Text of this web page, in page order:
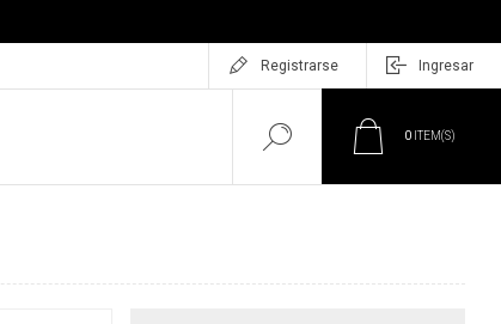
Registrarse Ingresar
0 ITEM(S)